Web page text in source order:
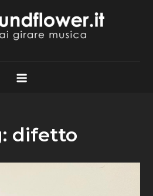
difetto